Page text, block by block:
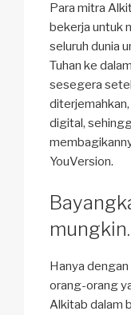
Para mitra
bekerja untuk
seluruh dunia
Tuhan ke
sesegera
digital,
YouVersion.
mungkin.
Hanya dengan
orang-orang
Alkitab dalam